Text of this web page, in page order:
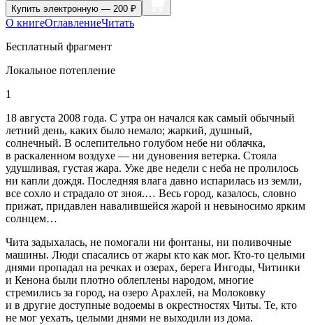
Купить электронную — 200 ₽
О книгеОглавлениеЧитать
Бесплатный фрагмент
Локальное потепление
1
18 августа 2008 года. С утра он начался как самый обычный
летний день, каких было немало; жаркий, душный,
солнечный. В ослепительно голубом небе ни облачка,
в раскаленном воздухе — ни дуновения ветерка. Стояла
удушливая, густая жара. Уже две недели с неба не пролилось
ни капли дождя. Последняя влага давно испарилась из земли,
все сохло и страдало от зноя.… Весь город, казалось, словно
прижат, придавлен навалившейся жарой и невыносимо ярким
солнцем…
Чита задыхалась, не помогали ни фонтаны, ни поливочные
машины. Люди спасались от жары кто как мог. Кто-то целыми
днями пропадал на речках и озерах, берега Ингоды, Читинки
и Кенона были плотно облеплены народом, многие
стремились за город, на озеро Арахлей, на Молоковку
и в другие доступные водоемы в окрестностях Читы. Те, кто
не мог уехать, целыми днями не выходили из дома.